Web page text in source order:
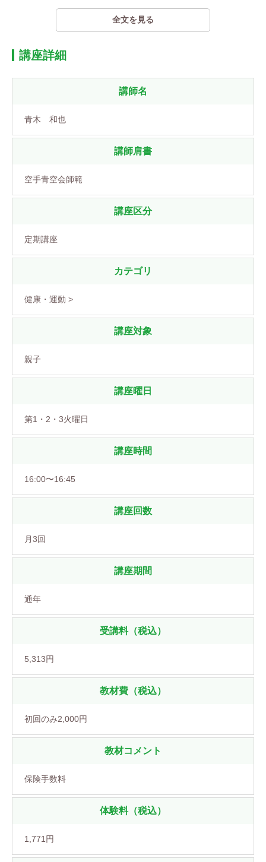
全文を見る
講座詳細
講師名
青木 和也
講師肩書
空手青空会師範
講座区分
定期講座
カテゴリ
健康・運動 >
講座対象
親子
講座曜日
第1・2・3火曜日
講座時間
16:00〜16:45
講座回数
月3回
講座期間
通年
受講料（税込）
5,313円
教材費（税込）
初回のみ2,000円
教材コメント
保険手数料
体験料（税込）
1,771円